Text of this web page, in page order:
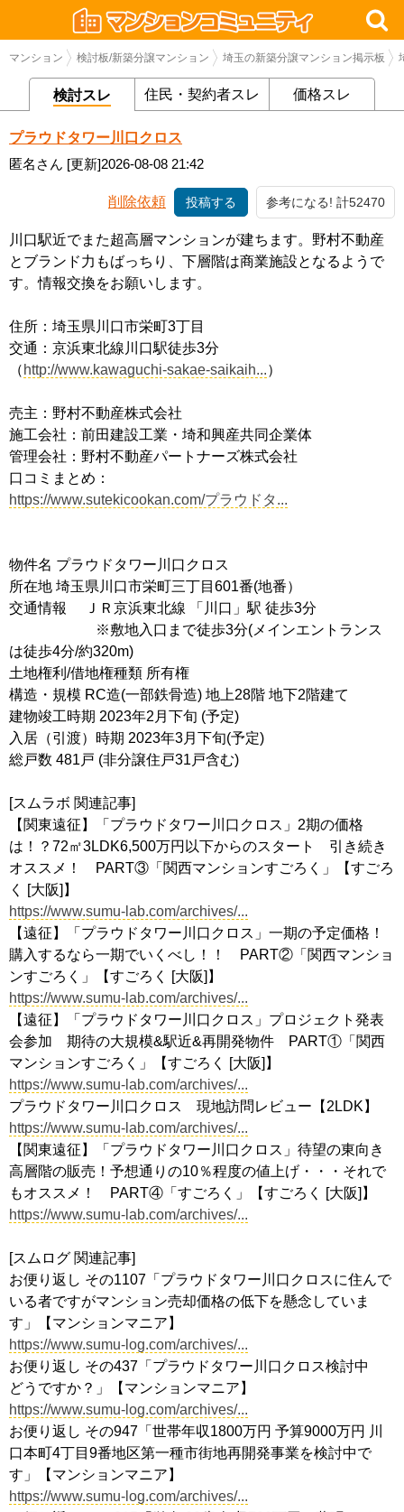
マンション 検討板/新築分譲マンション 埼玉の新築分譲マンション掲示板
検討スレ 住民・契約者スレ 価格スレ
プラウドタワー川口クロス
匿名さん [更新]2026-08-08 21:42
削除依頼 投稿する 参考になる! 計52470
川口駅近でまた超高層マンションが建ちます。野村不動産
とブランド力もばっちり、下層階は商業施設となるようで
す。情報交換をお願いします。
住所：埼玉県川口市栄町3丁目
交通：京浜東北線川口駅徒歩3分
（ http://www.kawaguchi-sakae-saikaih...）
売主：野村不動産株式会社
施工会社：前田建設工業・埼和興産共同企業体
管理会社：野村不動産パートナーズ株式会社
口コミまとめ：
https://www.sutekicookan.com/プラウドタ...
物件名 プラウドタワー川口クロス
所在地 埼玉県川口市栄町三丁目601番(地番）
交通情報 ＪＲ京浜東北線 「川口」駅 徒歩3分
※敷地入口まで徒歩3分(メインエントランス
は徒歩4分/約320m)
土地権利/借地権種類 所有権
構造・規模 RC造(一部鉄骨造) 地上28階 地下2階建て
建物竣工時期 2023年2月下旬 (予定)
入居（引渡）時期 2023年3月下旬(予定)
総戸数 481戸 (非分譲住戸31戸含む)
[スムラボ 関連記事]
【関東遠征】「プラウドタワー川口クロス」2期の価格
は！？72㎡3LDK6,500万円以下からのスタート 引き続き
オススメ！ PART③「関西マンションすごろく」【すごろ
く [大阪]】
https://www.sumu-lab.com/archives/...
【遠征】「プラウドタワー川口クロス」一期の予定価格！
購入するなら一期でいくべし！！ PART②「関西マンショ
ンすごろく」【すごろく [大阪]】
https://www.sumu-lab.com/archives/...
【遠征】「プラウドタワー川口クロス」プロジェクト発表
会参加 期待の大規模&駅近&再開発物件 PART①「関西
マンションすごろく」【すごろく [大阪]】
https://www.sumu-lab.com/archives/...
プラウドタワー川口クロス 現地訪問レビュー【2LDK】
https://www.sumu-lab.com/archives/...
【関東遠征】「プラウドタワー川口クロス」待望の東向き
高層階の販売！予想通りの10％程度の値上げ・・・それで
もオススメ！ PART④「すごろく」【すごろく [大阪]】
https://www.sumu-lab.com/archives/...
[スムログ 関連記事]
お便り返し その1107「プラウドタワー川口クロスに住んで
いる者ですがマンション売却価格の低下を懸念していま
す」【マンションマニア】
https://www.sumu-log.com/archives/...
お便り返し その437「プラウドタワー川口クロス検討中
どうですか？」【マンションマニア】
https://www.sumu-log.com/archives/...
お便り返し その947「世帯年収1800万円 予算9000万円 川
口本町4丁目9番地区第一種市街地再開発事業を検討中で
す」【マンションマニア】
https://www.sumu-log.com/archives/...